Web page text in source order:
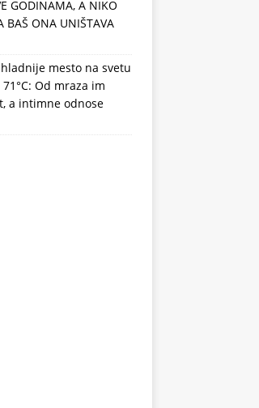
GODINAMA, A NIKO
BAŠ ONA UNIŠTAVA
mesto na svetu
Od mraza im
a intimne odnose